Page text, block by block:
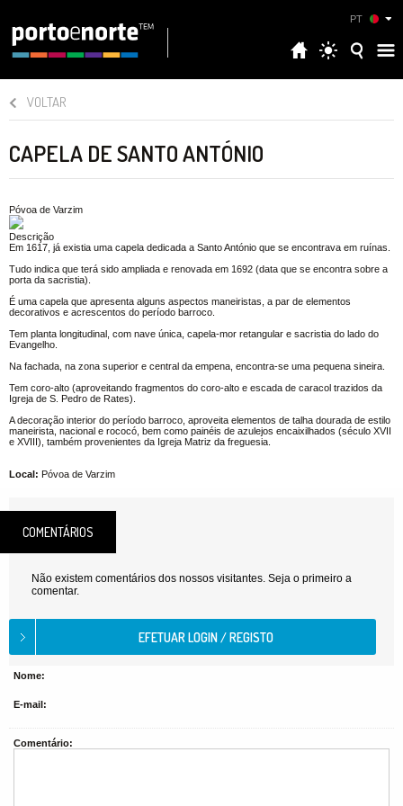
PT
VOLTAR
CAPELA DE SANTO ANTÓNIO
Póvoa de Varzim
Descrição
Em 1617, já existia uma capela dedicada a Santo António que se encontrava em ruínas.
Tudo indica que terá sido ampliada e renovada em 1692 (data que se encontra sobre a
porta da sacristia).
É uma capela que apresenta alguns aspectos maneiristas, a par de elementos
decorativos e acrescentos do período barroco.
Tem planta longitudinal, com nave única, capela-mor retangular e sacristia do lado do
Evangelho.
Na fachada, na zona superior e central da empena, encontra-se uma pequena sineira.
Tem coro-alto (aproveitando fragmentos do coro-alto e escada de caracol trazidos da
Igreja de S. Pedro de Rates).
A decoração interior do período barroco, aproveita elementos de talha dourada de estilo
maneirista, nacional e rococó, bem como painéis de azulejos encaixilhados (século XVII
e XVIII), também provenientes da Igreja Matriz da freguesia.
Local: Póvoa de Varzim
COMENTÁRIOS
Não existem comentários dos nossos visitantes. Seja o primeiro a
comentar.
Nome:
E-mail:
Comentário: